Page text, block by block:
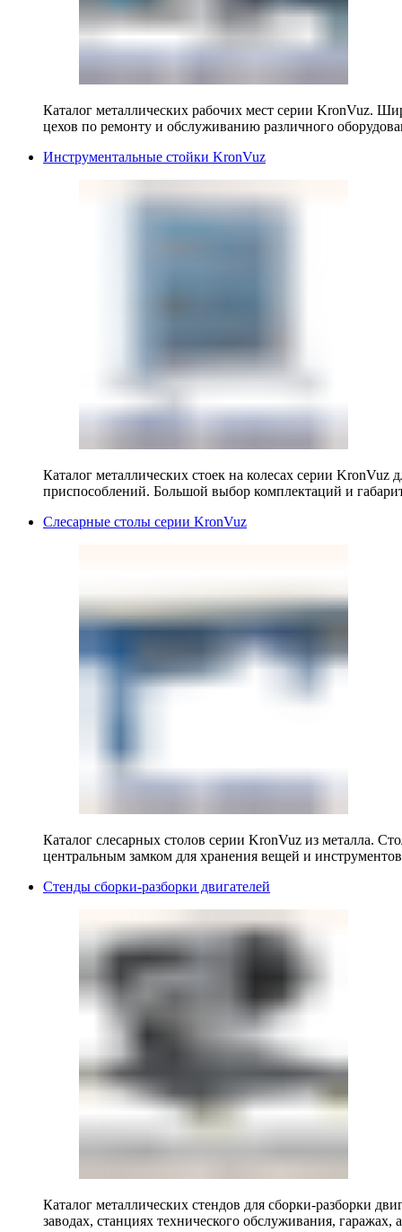
Каталог металлических рабочих мест серии KronVuz.
цехов по ремонту и обслуживанию различного
Инструментальные стойки KronVuz
Каталог металлических стоек на колесах серии KronVuz
приспособлений. Большой выбор комплектаций и
Слесарные столы серии KronVuz
Каталог слесарных столов серии KronVuz из металла.
центральным замком для хранения вещей и
Стенды сборки-разборки двигателей
Каталог металлических стендов для сборки-разборки
заводах, станциях технического обслуживания, гаражах,